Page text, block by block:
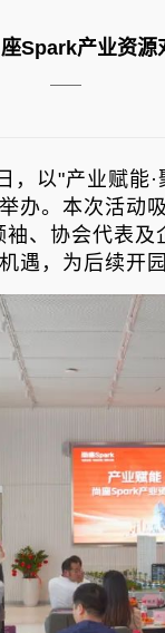
Spark产业资
——
，以"产业赋能
办。本次活动
、协会代表及
遇，为后续开